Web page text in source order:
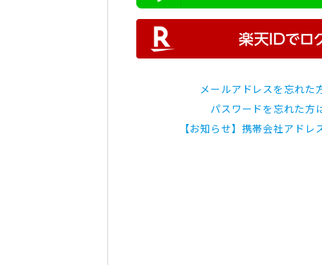
メールアドレスを忘れた
パスワードを忘れた方
【お知らせ】携帯会社アドレ